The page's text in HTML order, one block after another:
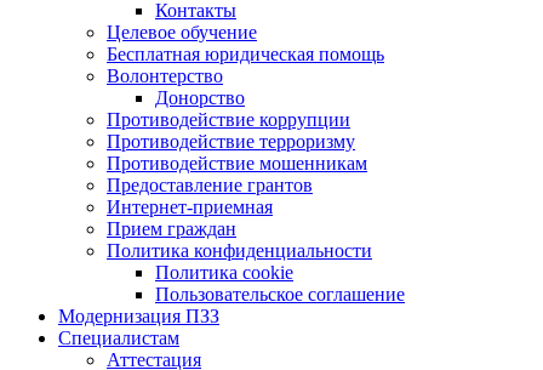
Контакты
Целевое обучение
Бесплатная юридическая помощь
Волонтерство
Донорство
Противодействие коррупции
Противодействие терроризму
Противодействие мошенникам
Предоставление грантов
Интернет-приемная
Прием граждан
Политика конфиденциальности
Политика cookie
Пользовательское соглашение
Модернизация ПЗЗ
Специалистам
Аттестация